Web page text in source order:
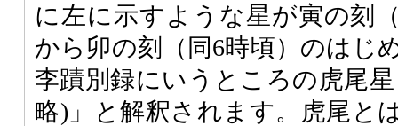
に左に示すような星が寅の刻
から卯の刻（同6時頃）のはじ
李蹟別録にいうところの虎尾
略)」と解釈されます。虎尾と